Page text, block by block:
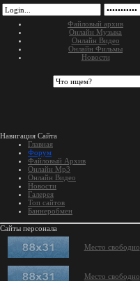
Файловый архив
Онлайн Музыка
Онлайн Видео
Онлайн Фильмы
Новости
Навигация Сайта
Главная
Форум
Файловый Архив
Онлайн Mp3
Онлайн Видео
Новости
Галерея
Топ сайтов
Баннеробмен
Сайты персонала
Место свободно
Место свободно